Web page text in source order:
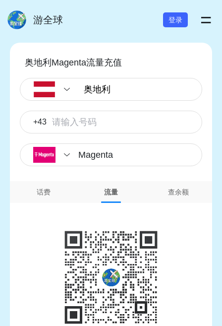
游全球 登录 =
奥地利Magenta流量充值
+43
Magenta
话费 流量 查余额